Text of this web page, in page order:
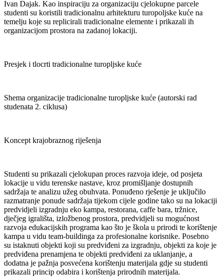
Ivan Dajak. Kao inspiraciju za organizaciju cjelokupne parcele
studenti su koristili tradicionalnu arhitekturu turopoljske kuće na
temelju koje su replicirali tradicionalne elemente i prikazali ih
organizacijom prostora na zadanoj lokaciji.
Presjek i tlocrti tradicionalne turopljske kuće
Shema organizacije tradicionalne turopljske kuće (autorski rad
studenata 2. ciklusa)
Koncept krajobraznog riješenja
Studenti su prikazali cjelokupan proces razvoja ideje, od posjeta
lokacije u vidu terenske nastave, kroz promišljanje dostupnih
sadržaja te analizu užeg obuhvata. Ponuđeno rješenje je uključilo
razmatranje ponude sadržaja tijekom cijele godine tako su na lokaciji
predvidjeli izgradnju eko kampa, restorana, caffe bara, tržnice,
dječjeg igrališta, izložbenog prostora, predvidjeli su mogućnost
razvoja edukacijskih programa kao što je škola u prirodi te korištenje
kampa u vidu team-buildinga za profesionalne korisnike. Posebno
su istaknuti objekti koji su predviđeni za izgradnju, objekti za koje je
predviđena prenamjena te objekti predviđeni za uklanjanje, a
dodatna je pažnja posvećena korištenju materijala gdje su studenti
prikazali princip odabira i korištenja prirodnih materijala.